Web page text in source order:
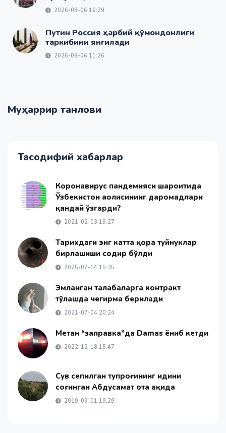
2026-08-06 16:29
Путин Россия ҳарбий қўмондонлиги
таркибини янгилади
2026-08-06 11:26
Муҳаррир танлови
Тасодифий хабарлар
Коронавирус пандемияси шароитида
Ўзбекистон аҳолисининг даромадлари
қандай ўзгарди?
2021-02-03 19:27
Тарихдаги энг катта қора туйнуклар
бирлашиши содир бўлди
2025-07-14 15:35
Эмланган талабаларга контракт
тўлашда чегирма берилади
2021-07-04 20:24
Mетан “заправка”да Damas ёниб кетди
2022-12-18 15:47
Сув сепилган тупроғининг ҳидини
соғинган Абдусамат ота ҳақида
2019-09-01 19:29